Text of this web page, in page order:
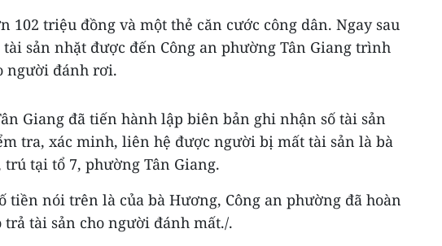
102 triệu đồng và một thẻ căn cước công dân. Ngay sau
sản nhặt được đến Công an phường Tân Giang trình
người đánh rơi.
Giang đã tiến hành lập biên bản ghi nhận số tài sản
tra, xác minh, liên hệ được người bị mất tài sản là bà
tại tổ 7, phường Tân Giang.
tiền nói trên là của bà Hương, Công an phường đã hoàn
trả tài sản cho người đánh mất./.